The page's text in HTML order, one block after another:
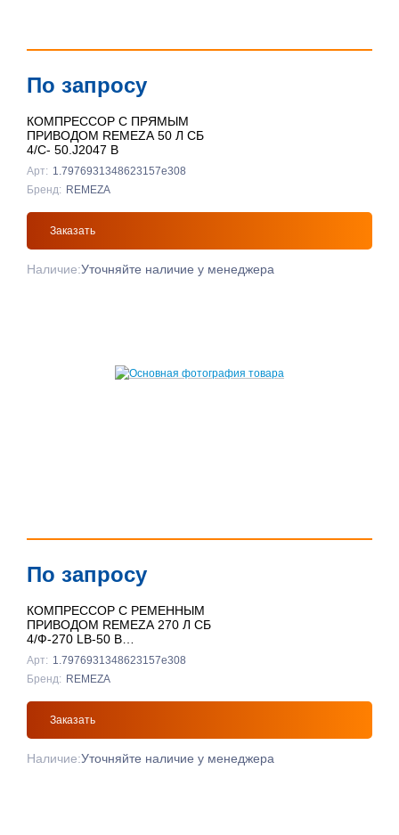
По запросу
КОМПРЕССОР С ПРЯМЫМ
ПРИВОДОМ REMEZA 50 Л СБ
4/С- 50.J2047 B
Арт: 1.7976931348623157e308
Бренд: REMEZA
Заказать
Наличие:Уточняйте наличие у менеджера
По запросу
КОМПРЕССОР С РЕМЕННЫМ
ПРИВОДОМ REMEZA 270 Л СБ
4/Ф-270 LB-50 В
ВЕРТИКАЛЬНЫЙ
Арт: 1.7976931348623157e308
Бренд: REMEZA
Заказать
Наличие:Уточняйте наличие у менеджера